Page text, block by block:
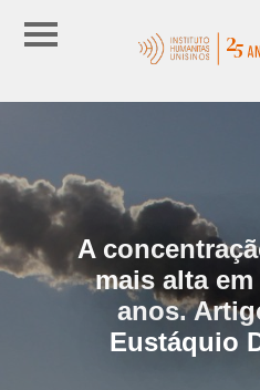
A
mais alta
anos.
Eustáquio